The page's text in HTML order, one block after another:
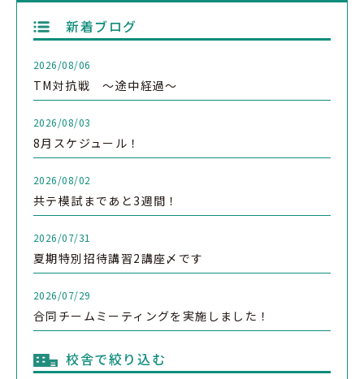
新着ブログ
2026/08/06
TM対抗戦 ～途中経過～
2026/08/03
8月スケジュール！
2026/08/02
共テ模試まであと3週間！
2026/07/31
夏期特別招待講習2講座〆です
2026/07/29
合同チームミーティングを実施しました！
校舎で絞り込む